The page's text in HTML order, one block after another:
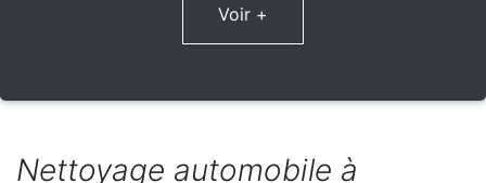
Voir +
Nettoyage automobile à